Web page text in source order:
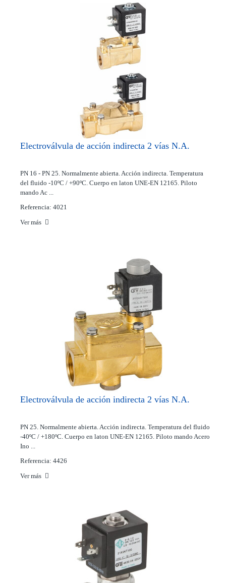
Electroválvula de acción indirecta 2 vías N.A.
PN 16 - PN 25. Normalmente abierta. Acción indirecta. Temperatura
del fluido -10ºC / +90ºC. Cuerpo en laton UNE-EN 12165. Piloto
mando Ac ...
Referencia: 4021
Ver más
Electroválvula de acción indirecta 2 vías N.A.
PN 25. Normalmente abierta. Acción indirecta. Temperatura del fluido
-40ºC / +180ºC. Cuerpo en laton UNE-EN 12165. Piloto mando Acero
Ino ...
Referencia: 4426
Ver más